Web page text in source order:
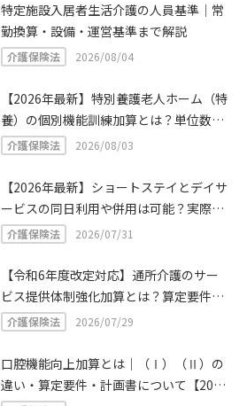
特定施設入居者生活介護の人員基準｜常
勤換算・設備・運営基準まで解説
介護保険法 2026/08/04
【2026年最新】特別養護老人ホーム（特
養）の個別機能訓練加算とは？単位数・
算定要件をわかりやすく解説
介護保険法 2026/08/03
【2026年最新】ショートステイとデイサ
ービスの同日利用や併用は可能？実際に
同日利用・併用したケースや注意点を解
介護保険法 2026/07/31
【令和6年度改定対応】通所介護のサー
ビス提供体制強化加算とは？算定要件・
計算方法
介護保険法 2026/07/29
口腔機能向上加算とは｜（Ⅰ）（Ⅱ）の
違い・算定要件・計画書について【2024